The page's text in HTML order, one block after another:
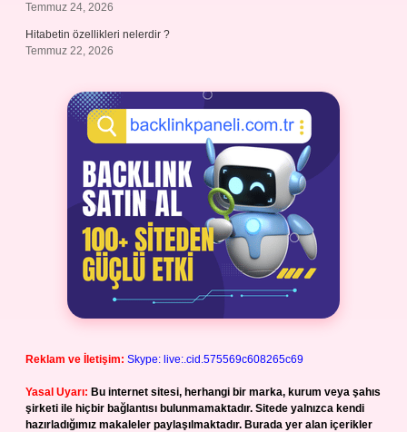
Temmuz 24, 2026
Hitabetin özellikleri nelerdir ?
Temmuz 22, 2026
Reklam ve İletişim: Skype: live:.cid.575569c608265c69
Yasal Uyarı: Bu internet sitesi, herhangi bir marka, kurum veya şahıs
şirketi ile hiçbir bağlantısı bulunmamaktadır. Sitede yalnızca kendi
hazırladığımız makaleler paylaşılmaktadır. Burada yer alan içerikler